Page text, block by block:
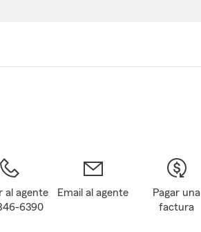
al agente
6390
Email al agente
Pagar una
factura